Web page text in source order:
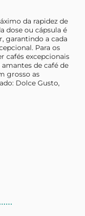
da rapidez de
dose ou cápsula é
garantindo a cada
Para os
cafés excepcionais
de café de
grosso as
Dolce Gusto,